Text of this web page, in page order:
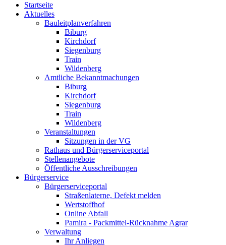
Startseite
Aktuelles
Bauleitplanverfahren
Biburg
Kirchdorf
Siegenburg
Train
Wildenberg
Amtliche Bekanntmachungen
Biburg
Kirchdorf
Siegenburg
Train
Wildenberg
Veranstaltungen
Sitzungen in der VG
Rathaus und Bürgerserviceportal
Stellenangebote
Öffentliche Ausschreibungen
Bürgerservice
Bürgerserviceportal
Straßenlaterne, Defekt melden
Wertstoffhof
Online Abfall
Pamira - Packmittel-Rücknahme Agrar
Verwaltung
Ihr Anliegen